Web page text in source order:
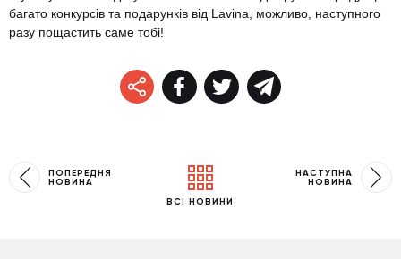
багато конкурсів та подарунків від Lavina, можливо, наступного
разу пощастить саме тобі!
ПОПЕРЕДНЯ
НОВИНА
ВСІ НОВИНИ
НАСТУПНА
НОВИНА